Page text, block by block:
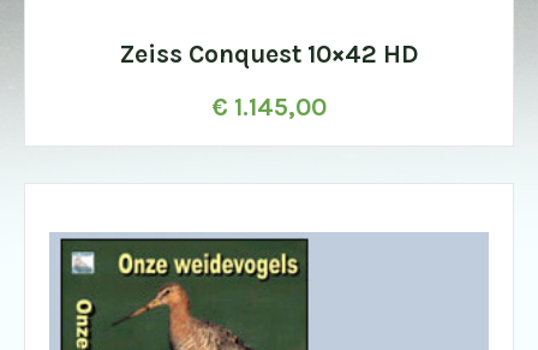
Zeiss Conquest 10×42 HD
€ 1.145,00